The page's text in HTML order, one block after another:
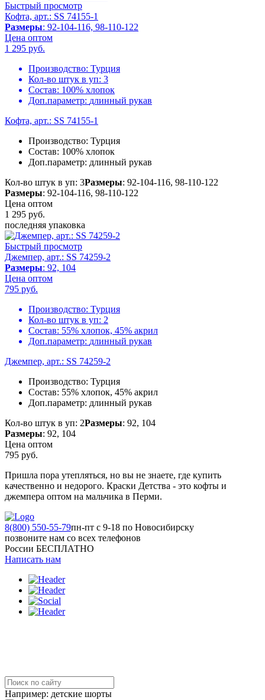
Быстрый просмотр
Кофта, арт.: SS 74155-1
Размеры: 92-104-116, 98-110-122
Цена оптом
1 295 руб.
Производство: Турция
Кол-во штук в уп: 3
Состав: 100% хлопок
Доп.параметр: длинный рукав
Кофта, арт.: SS 74155-1
Производство: Турция
Состав: 100% хлопок
Доп.параметр: длинный рукав
Кол-во штук в уп: 3Размеры: 92-104-116, 98-110-122
Размеры: 92-104-116, 98-110-122
Цена оптом
1 295 руб.
последняя упаковка
Быстрый просмотр
Джемпер, арт.: SS 74259-2
Размеры: 92, 104
Цена оптом
795 руб.
Производство: Турция
Кол-во штук в уп: 2
Состав: 55% хлопок, 45% акрил
Доп.параметр: длинный рукав
Джемпер, арт.: SS 74259-2
Производство: Турция
Состав: 55% хлопок, 45% акрил
Доп.параметр: длинный рукав
Кол-во штук в уп: 2Размеры: 92, 104
Размеры: 92, 104
Цена оптом
795 руб.
Пришла пора утепляться, но вы не знаете, где купить
качественно и недорого. Краски Детства - это кофты и
джемпера оптом на мальчика в Перми.
8(800) 550-55-79пн-пт с 9-18 по Новосибирску
позвоните нам со всех телефонов
России БЕСПЛАТНО
Написать нам
Например: детские шорты